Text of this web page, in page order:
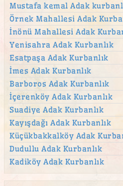
Mustafa kemal Adak
Örnek Mahallesi Adak
İnönü Mahallesi Adak
Yenisahra Adak Kurbanlık
Esatpaşa Adak Kurbanlık
İmes Adak Kurbanlık
Barboros Adak Kurbanlık
İçerenköy Adak Kurbanlık
Suadiye Adak Kurbanlık
Kayışdağı Adak Kurbanlık
Küçükbakkalköy Adak
Dudullu Adak Kurbanlık
Kadiköy Adak Kurbanlık